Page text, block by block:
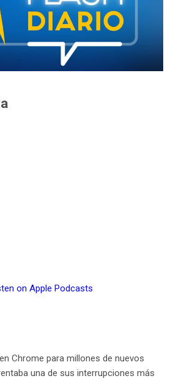
Chrome para millones de nuevos
una de sus interrupciones más